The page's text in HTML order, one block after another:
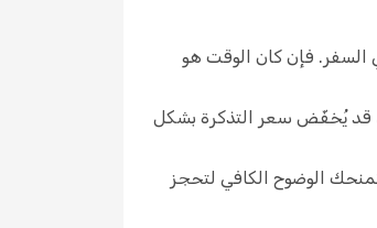
السفر. فإن كان الوقت هو
قد يُخفّض سعر التذكرة بشكل
الوضوح الكافي لتحجز